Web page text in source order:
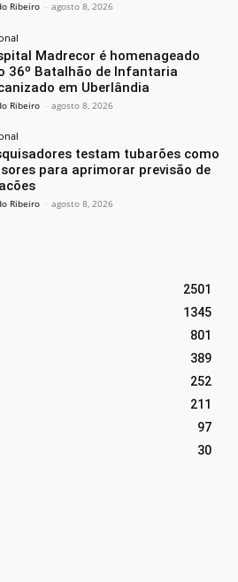
Ribeiro - agosto 8, 2026
Madrecor é homenageado
36º Batalhão de Infantaria
em Uberlândia
Ribeiro - agosto 8, 2026
testam tubarões como
para aprimorar previsão de
Ribeiro - agosto 8, 2026
2501
1345
801
389
252
211
97
30